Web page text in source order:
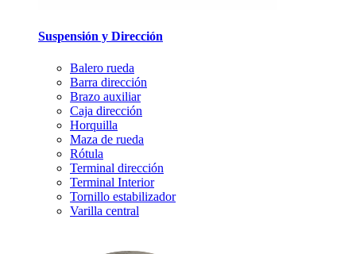
Suspensión y Dirección
Balero rueda
Barra dirección
Brazo auxiliar
Caja dirección
Horquilla
Maza de rueda
Rótula
Terminal dirección
Terminal Interior
Tornillo estabilizador
Varilla central